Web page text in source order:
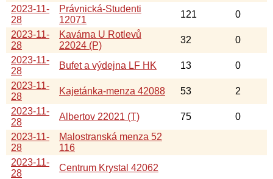
2023-11-
28
Právnická-Studenti
12071
121
0
2023-11-
28
Kavárna U Rotlevů
22024 (P)
32
0
2023-11-
28
Bufet a výdejna LF HK 13
0
2023-11-
28
Kajetánka-menza 42088 53
2
2023-11-
28
Albertov 22021 (T) 75
0
2023-11-
28
Malostranská menza 52
116
2023-11-
28
Centrum Krystal 42062